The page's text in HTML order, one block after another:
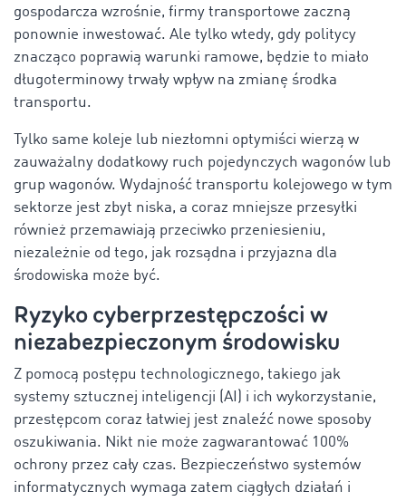
gospodarcza wzrośnie, firmy transportowe zaczną
ponownie inwestować. Ale tylko wtedy, gdy politycy
znacząco poprawią warunki ramowe, będzie to miało
długoterminowy trwały wpływ na zmianę środka
transportu.
Tylko same koleje lub niezłomni optymiści wierzą w
zauważalny dodatkowy ruch pojedynczych wagonów lub
grup wagonów. Wydajność transportu kolejowego w tym
sektorze jest zbyt niska, a coraz mniejsze przesyłki
również przemawiają przeciwko przeniesieniu,
niezależnie od tego, jak rozsądna i przyjazna dla
środowiska może być.
Ryzyko cyberprzestępczości w
niezabezpieczonym środowisku
Z pomocą postępu technologicznego, takiego jak
systemy sztucznej inteligencji (AI) i ich wykorzystanie,
przestępcom coraz łatwiej jest znaleźć nowe sposoby
oszukiwania. Nikt nie może zagwarantować 100%
ochrony przez cały czas. Bezpieczeństwo systemów
informatycznych wymaga zatem ciągłych działań i